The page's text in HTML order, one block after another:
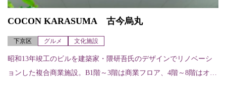
COCON KARASUMA 古今烏丸
下京区 グルメ 文化施設
昭和13年竣工のビルを建築家・隈研吾氏のデザインでリノベーシ
ョンした複合商業施設。B1階～3階は商業フロア、4階～8階はオフ